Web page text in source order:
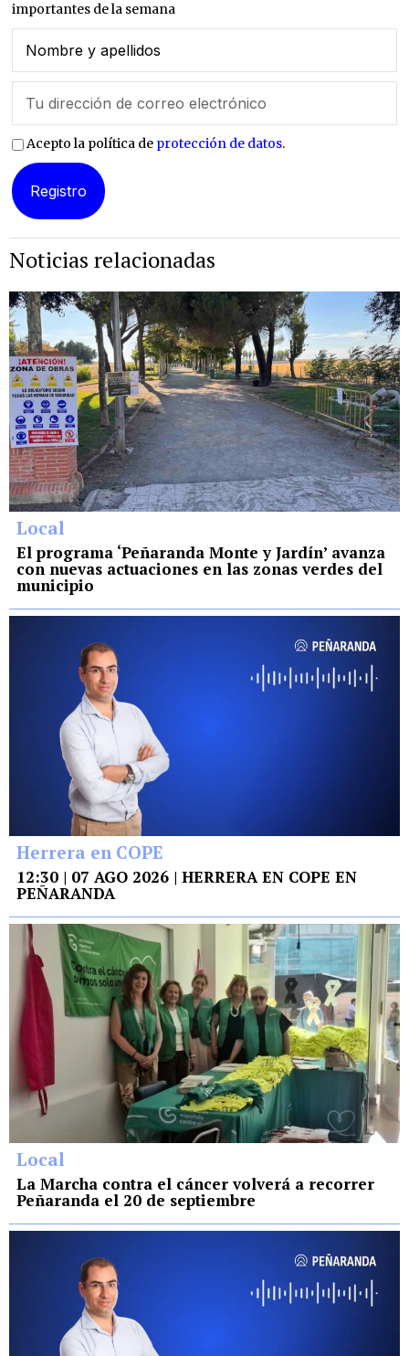
importantes de la semana
Acepto la política de protección de datos.
Noticias relacionadas
Local
El programa ‘Peñaranda Monte y Jardín’ avanza
con nuevas actuaciones en las zonas verdes del
municipio
Herrera en COPE
12:30 | 07 AGO 2026 | HERRERA EN COPE EN
PEÑARANDA
Local
La Marcha contra el cáncer volverá a recorrer
Peñaranda el 20 de septiembre